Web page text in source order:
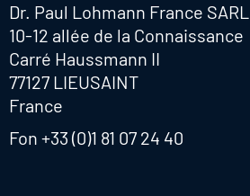
Dr. Paul Lohmann France SARL
10-12 allée de la Connaissance
Carré Haussmann II
77127 LIEUSAINT
France
Fon +33 (0)1 81 07 24 40